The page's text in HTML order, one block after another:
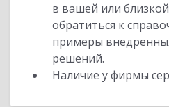
в вашей или
обратиться к
примеры
решений.
Наличие у фирмы